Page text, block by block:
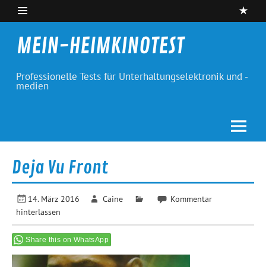
Skip
content
MEIN-HEIMKINOTEST
Professionelle Tests für Unterhaltungselektronik und -
medien
Deja Vu Front
14. März 2016 Caine
Kommentar
hinterlassen
Share this on WhatsApp